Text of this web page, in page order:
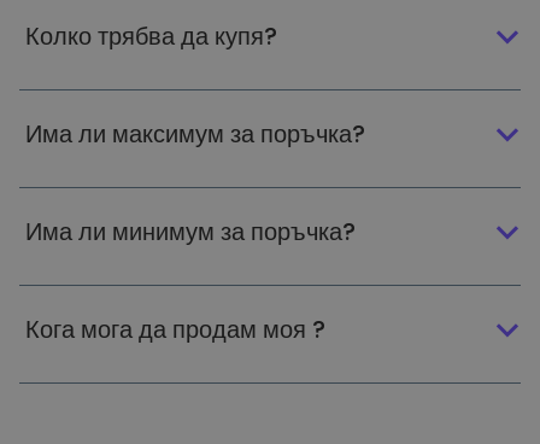
Колко трябва да купя?
Има ли максимум за поръчка?
Има ли минимум за поръчка?
Кога мога да продам моя ?